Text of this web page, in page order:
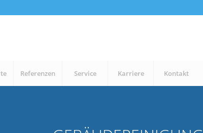
Referenzen Service Karriere Kontakt